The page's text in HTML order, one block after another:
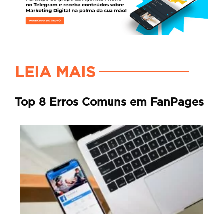
LEIA MAIS
Top 8 Erros Comuns em FanPages